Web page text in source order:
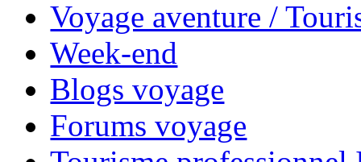
Voyage aventure /
Week-end
Blogs voyage
Forums voyage